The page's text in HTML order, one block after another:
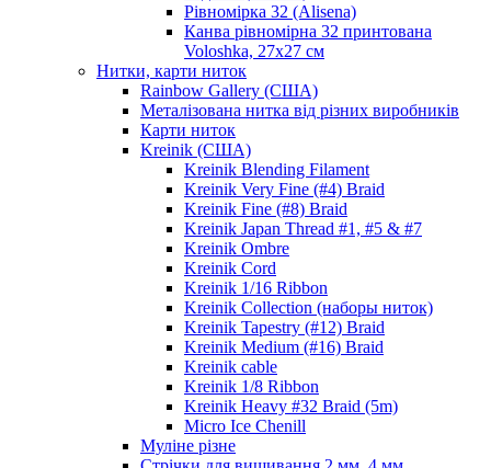
Рівномірка 32 (Alisena)
Канва рівномірна 32 принтована
Voloshka, 27х27 см
Нитки, карти ниток
Rainbow Gallery (США)
Металізована нитка від різних виробників
Карти ниток
Kreinik (США)
Kreinik Blending Filament
Kreinik Very Fine (#4) Braid
Kreinik Fine (#8) Braid
Kreinik Japan Thread #1, #5 & #7
Kreinik Ombre
Kreinik Cord
Kreinik 1/16 Ribbon
Kreinik Collection (наборы ниток)
Kreinik Tapestry (#12) Braid
Kreinik Medium (#16) Braid
Kreinik cable
Kreinik 1/8 Ribbon
Kreinik Heavy #32 Braid (5m)
Micro Ice Chenill
Муліне різне